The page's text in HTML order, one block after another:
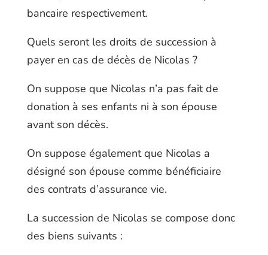
bancaire respectivement.
Quels seront les droits de succession à
payer en cas de décès de Nicolas ?
On suppose que Nicolas n’a pas fait de
donation à ses enfants ni à son épouse
avant son décès.
On suppose également que Nicolas a
désigné son épouse comme bénéficiaire
des contrats d’assurance vie.
La succession de Nicolas se compose donc
des biens suivants :